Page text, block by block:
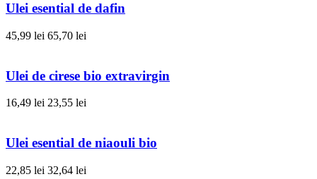
Ulei esential de dafin
45,99 lei 65,70 lei
Ulei de cirese bio extravirgin
16,49 lei 23,55 lei
Ulei esential de niaouli bio
22,85 lei 32,64 lei